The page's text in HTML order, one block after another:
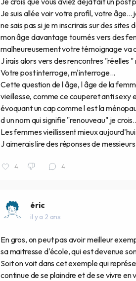
Je suis allée voir votre profil, votre
ne sais pas si je m inscrirais sur des
mon âge davantage tournés vers des
malheureusement votre témoignage va
J irais alors vers des rencontres "réelles
Votre post interroge, m'interroge...
Cette question de l âge, l âge de la
vieillesse, comme ce couperet anti sexy
évoquant un cap comme l est la
d un nom qui signifie "renouveau" je
Les femmes vieillissent mieux
J aimerais lire des réponses de
4 4
éric
il y a 2 ans
En gros, on peut pas avoir meilleur
sa maitresse d'école, qui est devenue
Soit on voit dans cet exemple qui
continue de se plaindre et de se vivre